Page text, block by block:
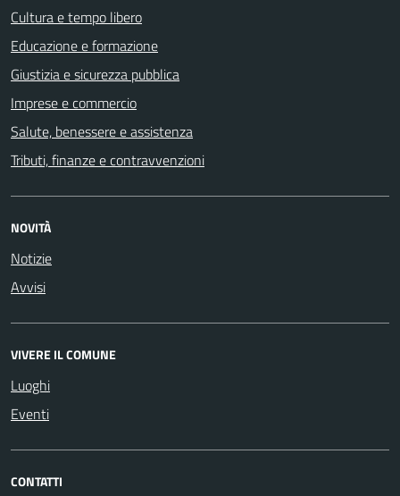
Cultura e tempo libero
Educazione e formazione
Giustizia e sicurezza pubblica
Imprese e commercio
Salute, benessere e assistenza
Tributi, finanze e contravvenzioni
NOVITÀ
Notizie
Avvisi
VIVERE IL COMUNE
Luoghi
Eventi
CONTATTI